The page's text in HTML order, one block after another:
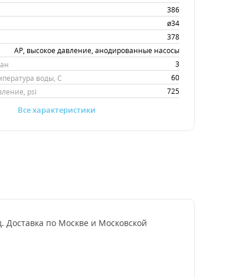
386
ø34
378
AP, высокое давление, анодированные насосы
3
воды, С
60
psi
725
Все характеристики
Доставка по Москве и Московской